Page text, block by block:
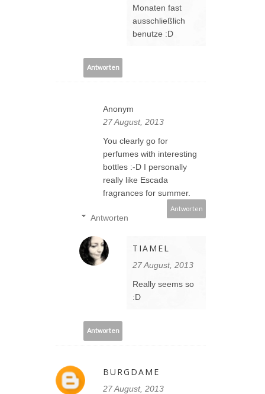
Monaten fast
ausschließlich
benutze :D
Antworten
Anonym
27 August, 2013
You clearly go for
perfumes with interesting
bottles :-D I personally
really like Escada
fragrances for summer.
Antworten
Antworten
TIAMEL
27 August, 2013
Really seems so
:D
Antworten
BURGDAME
27 August, 2013